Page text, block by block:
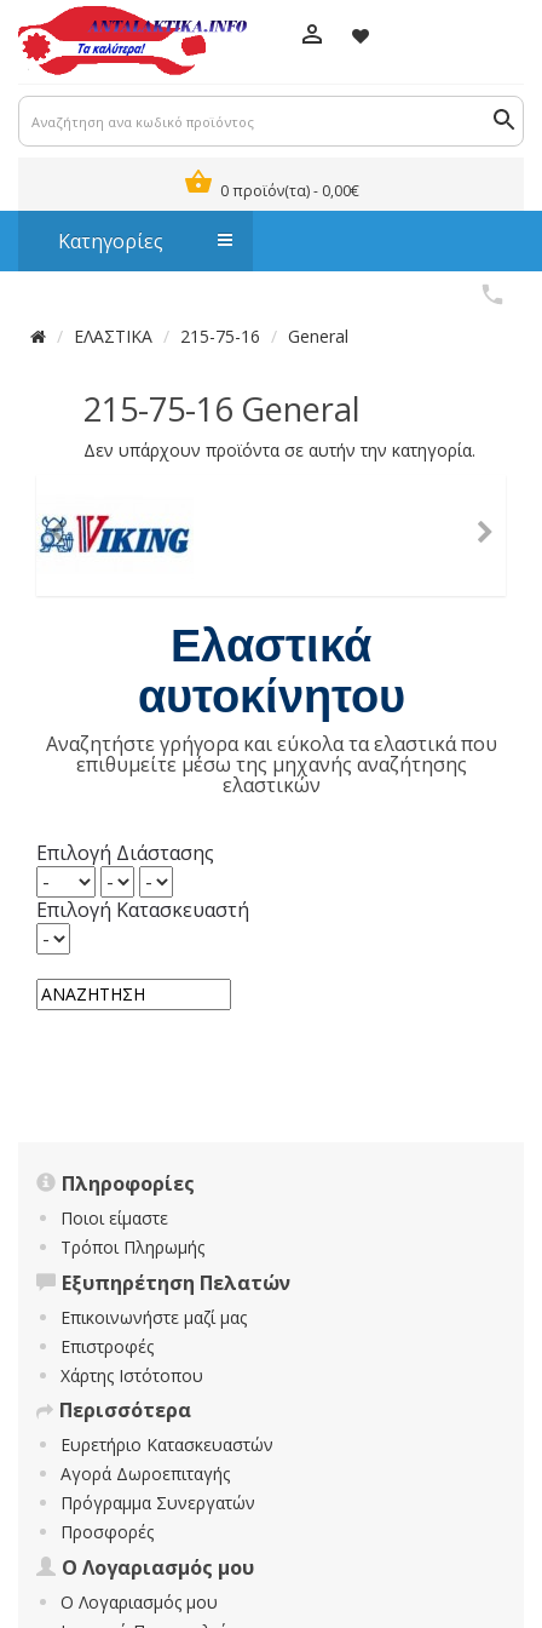
0 προϊόν(τα) - 0,00€
Κατηγορίες
ΕΛΑΣΤΙΚΑ 215-75-16 General
215-75-16 General
Δεν υπάρχουν προϊόντα σε αυτήν την κατηγορία.
Ελαστικά
αυτοκίνητου
Αναζητήστε γρήγορα και εύκολα τα ελαστικά που
επιθυμείτε μέσω της μηχανής αναζήτησης
ελαστικών
Επιλογή Διάστασης
Επιλογή Κατασκευαστή
Πληροφορίες
Ποιοι είμαστε
Τρόποι Πληρωμής
Εξυπηρέτηση Πελατών
Επικοινωνήστε μαζί μας
Επιστροφές
Χάρτης Ιστότοπου
Περισσότερα
Ευρετήριο Κατασκευαστών
Αγορά Δωροεπιταγής
Πρόγραμμα Συνεργατών
Προσφορές
Ο Λογαριασμός μου
Ο Λογαριασμός μου